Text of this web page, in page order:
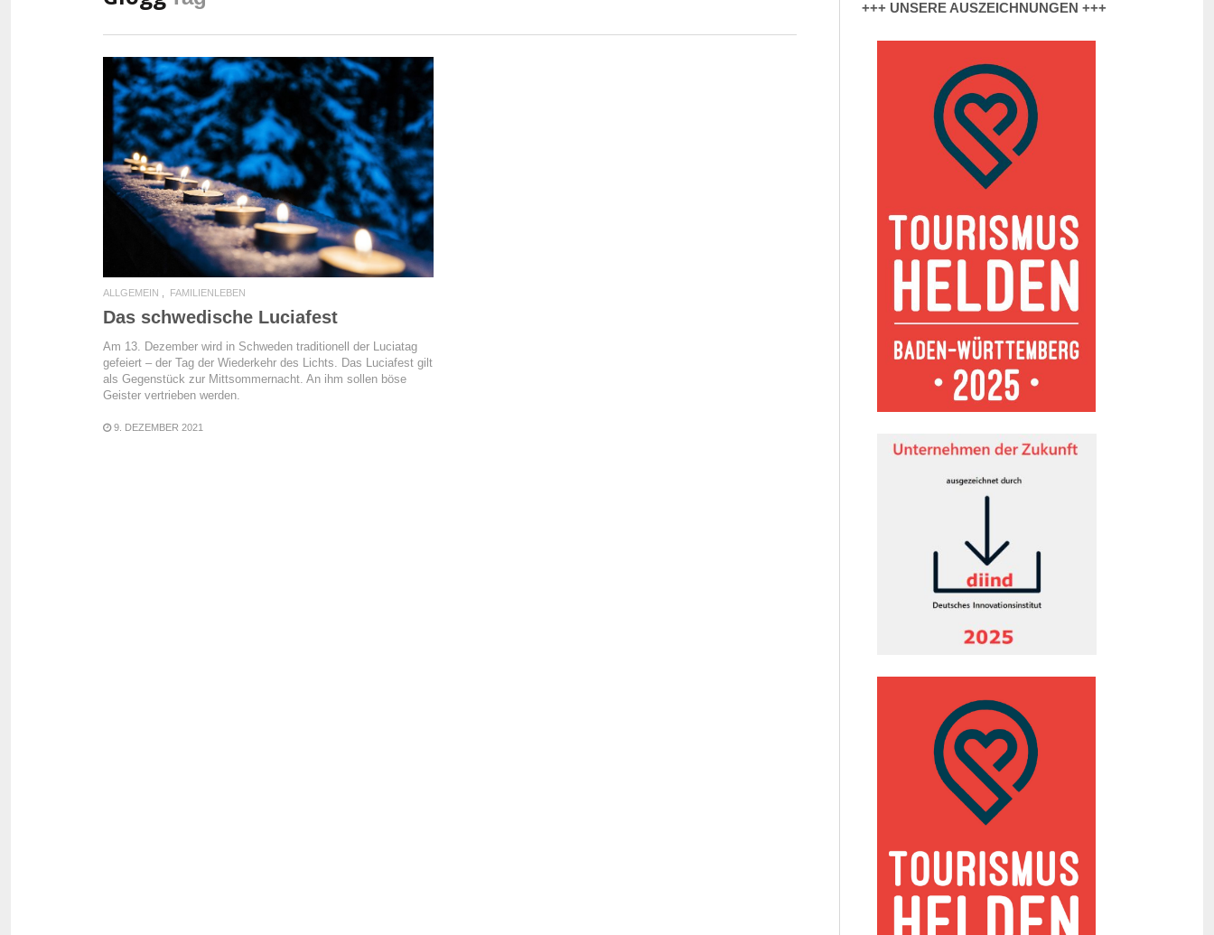
READ MORE
ALLGEMEIN FAMILIENLEBEN
Das schwedische Luciafest
Am 13. Dezember wird in Schweden traditionell der Luciatag
gefeiert – der Tag der Wiederkehr des Lichts. Das Luciafest gilt
als Gegenstück zur Mittsommernacht. An ihm sollen böse
Geister vertrieben werden.
9. DEZEMBER 2021
+++ UNSERE AUSZEICHNUNGEN +++